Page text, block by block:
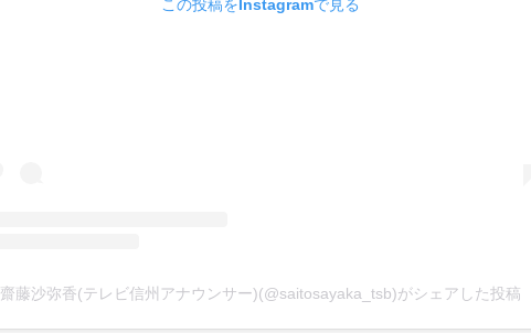
この投稿をInstagramで見る
齋藤沙弥香(テレビ信州アナウンサー)(@saitosayaka_tsb)がシェアした投稿